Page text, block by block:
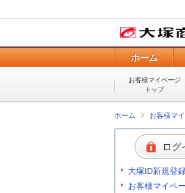
ホーム
お客様マイページ
トップ
ホーム お客様マ
ログ
大塚ID新規登
お客様マイペ